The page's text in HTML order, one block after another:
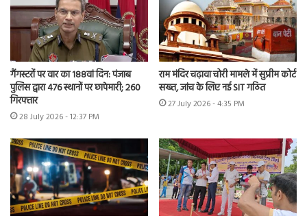
गैंगस्टरों पर वार का 188वां दिन: पंजाब
पुलिस द्वारा 476 स्थानों पर छापेमारी; 260
गिरफ्तार
28 July 2026 - 12:37 PM
राम मंदिर चढ़ावा चोरी मामले में सुप्रीम कोर्ट
सख्त, जांच के लिए नई SIT गठित
27 July 2026 - 4:35 PM